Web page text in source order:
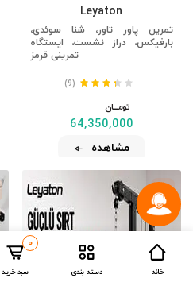
Leyaton
تمرین پاور تاور، شنا سوئدی،
بارفیکس، دراز نشست، ایستگاه
تمرینی قرمز
(9)
تومــــــان
64,350,000
مشاهده
خانه دسته بندی
0
سبد خرید